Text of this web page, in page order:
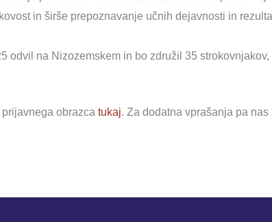
in širše prepoznavanje učnih dejavnosti in
odvil na Nizozemskem in bo združil 35
obrazca tukaj. Za dodatna vprašanja pa nas